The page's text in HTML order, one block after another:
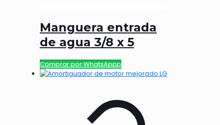
Manguera entrada
de agua 3/8 x 5
Comprar por WhatsAppp